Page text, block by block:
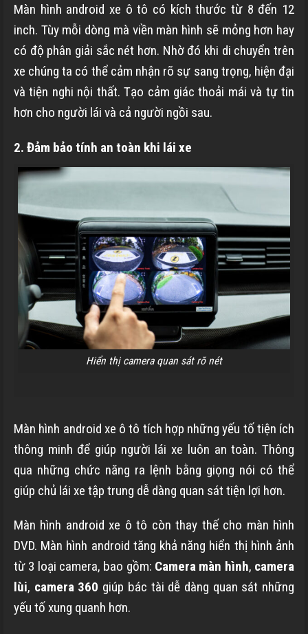
Màn hình android xe ô tô có kích thước từ 8 đến 12
inch. Tùy mỗi dòng mà viền màn hình sẽ mỏng hơn hay
có độ phân giải sắc nét hơn. Nhờ đó khi di chuyển trên
xe chúng ta có thể cảm nhận rõ sự sang trọng, hiện đại
và tiện nghi nội thất. Tạo cảm giác thoải mái và tự tin
hơn cho người lái và cả người ngồi sau.
2. Đảm bảo tính an toàn khi lái xe
Hiển thị camera quan sát rõ nét
Màn hình android xe ô tô tích hợp những yếu tố tiện ích
thông minh để giúp người lái xe luôn an toàn. Thông
qua những chức năng ra lệnh bằng giọng nói có thể
giúp chủ lái xe tập trung dễ dàng quan sát tiện lợi hơn.
Màn hình android xe ô tô còn thay thế cho màn hình
DVD. Màn hình android tăng khả năng hiển thị hình ảnh
từ 3 loại camera, bao gồm: Camera màn hình, camera
lùi, camera 360 giúp bác tài dễ dàng quan sát những
yếu tố xung quanh hơn.